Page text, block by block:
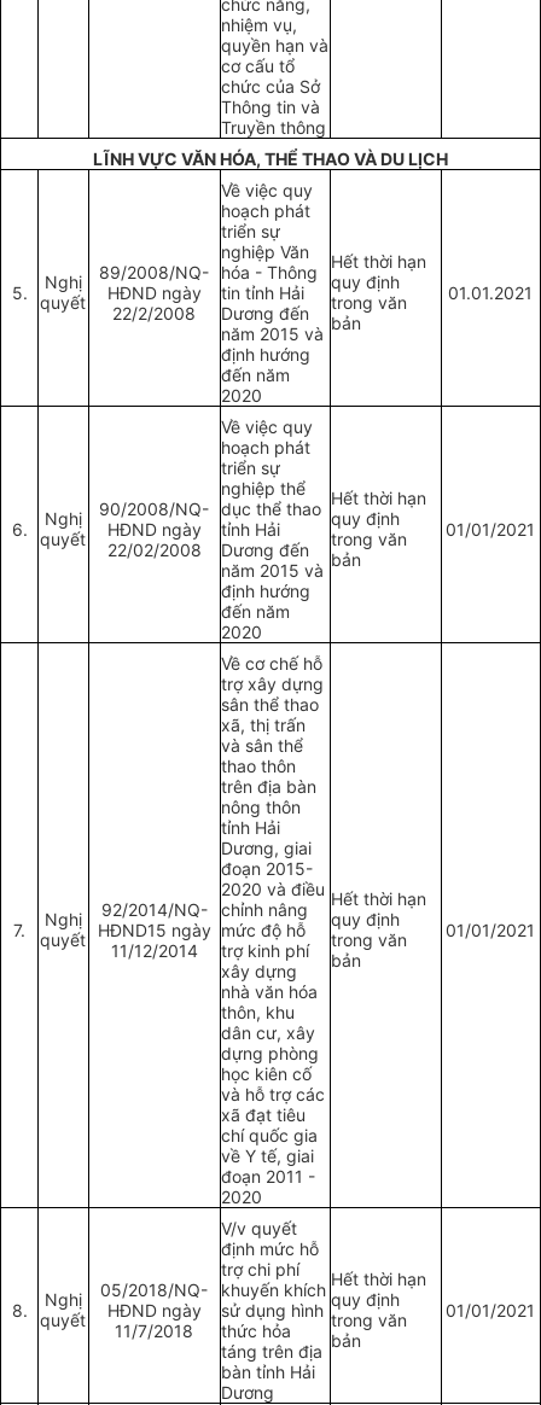
chức năng,
nhiệm vụ,
quyền hạn và
cơ cấu tổ
chức của Sở
Thông tin và
Truyền thông
LĨNH VỰC VĂN HÓA, THỂ THAO VÀ DU LỊCH
5.
Nghị
quyết
89/2008/NQ-
HĐND ngày
22/2/2008
Về việc quy
hoạch phát
triển sự
nghiệp Văn
hóa - Thông
tin tỉnh Hải
Dương đến
năm 2015 và
định hướng
đến năm
2020
Hết thời hạn
quy định
trong văn
bản
01.01.2021
6.
Nghị
quyết
90/2008/NQ-
HĐND ngày
22/02/2008
Về việc quy
hoạch phát
triển sự
nghiệp thể
dục thể thao
tỉnh Hải
Dương đến
năm 2015 và
định hướng
đến năm
2020
Hết thời hạn
quy định
trong văn
bản
01/01/2021
7.
Nghị
quyết
92/2014/NQ-
HĐND15 ngày
11/12/2014
Về cơ chế hỗ
trợ xây dựng
sân thể thao
xã, thị trấn
và sân thể
thao thôn
trên địa bàn
nông thôn
tỉnh Hải
Dương, giai
đoạn 2015-
2020 và điều
chỉnh nâng
mức độ hỗ
trợ kinh phí
xây dựng
nhà văn hóa
thôn, khu
dân cư, xây
dựng phòng
học kiên cố
và hỗ trợ các
xã đạt tiêu
chí quốc gia
về Y tế, giai
đoạn 2011 -
2020
Hết thời hạn
quy định
trong văn
bản
01/01/2021
8.
Nghị
quyết
05/2018/NQ-
HĐND ngày
11/7/2018
V/v quyết
định mức hỗ
trợ chi phí
khuyến khích
sử dụng hình
thức hỏa
táng trên địa
bàn tỉnh Hải
Dương
Hết thời hạn
quy định
trong văn
bản
01/01/2021